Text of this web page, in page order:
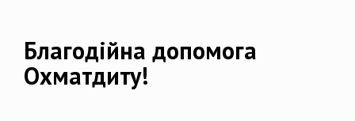
Благодійна допомога
Охматдиту!